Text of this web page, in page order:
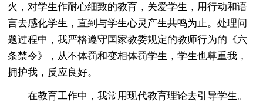
火，对学生作耐心细致的教育，关爱学生，用行动和语
言去感化学生，直到与学生心灵产生共鸣为止。处理问
题过程中，我严格遵守国家教委规定的教师行为的《六
条禁令》，从不体罚和变相体罚学生，学生也尊重我，
拥护我，反应良好。
在教育工作中，我常用现代教育理论去引导学生。